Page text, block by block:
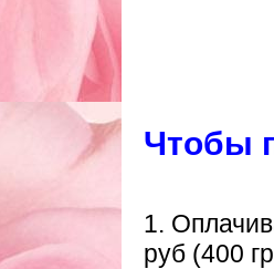
Чтобы
1.
руб (400